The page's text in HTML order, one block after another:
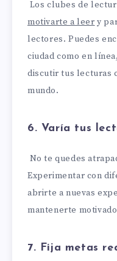
Los clubes de
motivarte a leer y
lectores. Puedes
ciudad como en
discutir tus lecturas
mundo.
6. Varía tus
No te quedes
Experimentar con
abrirte a nuevas
mantenerte
7. Fija metas